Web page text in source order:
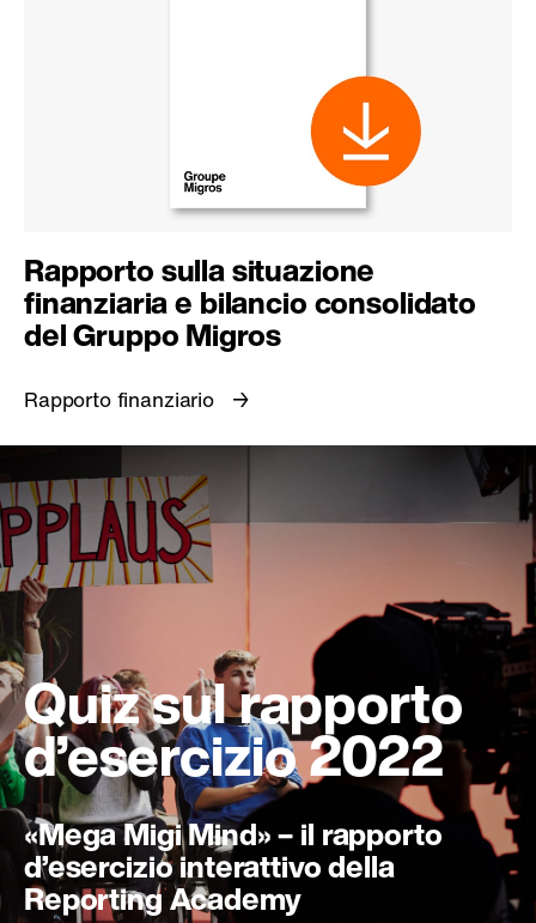
Rapporto sulla situazione
finanziaria e bilancio consolidato
del Gruppo Migros
Rapporto finanziario
Quiz sul rapporto
d’esercizio 2022
«Mega Migi Mind» – il rapporto
d’esercizio interattivo della
Reporting Academy